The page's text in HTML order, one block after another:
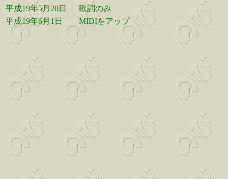
平成19年5月20日
歌詞のみ
平成19年6月1日
MIDIをアップ